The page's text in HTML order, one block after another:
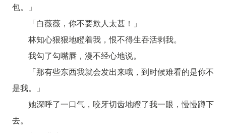
包。」
「白薇薇，你不要欺人太甚！」
林知心狠狠地瞪着我，恨不得生吞活剥我。
我勾了勾嘴唇，漫不经心地说。
「那有些东西我就会发出来哦，到时候难看的是你不
是我。」
她深呼了一口气，咬牙切齿地瞪了我一眼，慢慢蹲下
去。